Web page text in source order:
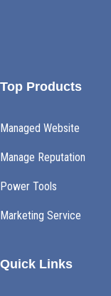
Top Products
Managed Website
Manage Reputation
Power Tools
Marketing Service
Quick Links